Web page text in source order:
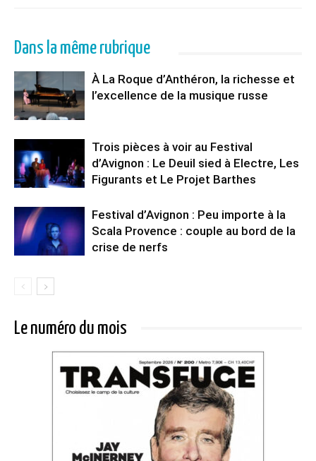
Dans la même rubrique
À La Roque d’Anthéron, la richesse et
l’excellence de la musique russe
Trois pièces à voir au Festival
d’Avignon : Le Deuil sied à Electre, Les
Figurants et Le Projet Barthes
Festival d’Avignon : Peu importe à la
Scala Provence : couple au bord de la
crise de nerfs
Le numéro du mois